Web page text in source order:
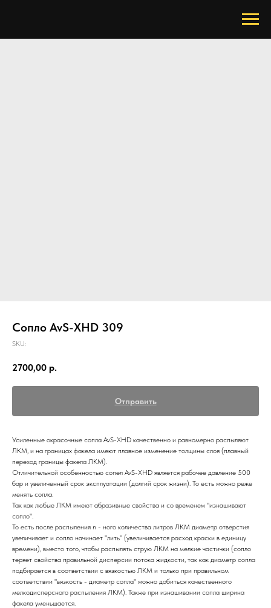
Сопло AvS-XHD 309
SKU:
2700,00 р.
Отправить
Усиленные окрасочные сопла AvS-XHD качественно и равномерно распыляют
ЛКМ, и на границах факела имеют плавное изменение толщины слоя (плавный
переход границы факела ЛКМ).
Отличительной особенностью сопел AvS-XHD является рабочее давление 500
бар и увеличенный срок эксплуатации (долгий срок жизни). То есть можно реже
менять сопла.
Так как любые ЛКМ имеют абразивные свойства и со временем "изнашивают
сопло".
То есть после распыления n - ного количества литров ЛКМ диаметр отверстия
увеличивает и сопло начинает "лить" (увеличивается расход краски в единицу
времени), вместо того, чтобы распылять струю ЛКМ на мелкие частички (сопло
теряет свойства правильной дисперсии потока жидкости, так как диаметр сопла
подбирается в соответствии с вязкостью ЛКМ и только при правильном
соответствии "вязкость - диаметр сопла" можно добиться качественного
мелкодисперсного распыления ЛКМ). Также при изнашивании сопла ширина
факела уменьшается.